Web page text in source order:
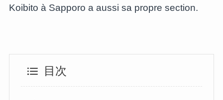
Koibito à Sapporo a aussi sa propre section.
目次